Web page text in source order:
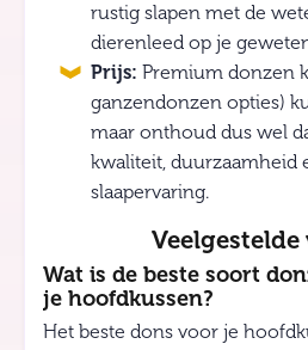
rustig slapen met de
dierenleed op je
Prijs: Premium donzen
ganzendonzen opties)
maar onthoud dus wel
kwaliteit, duurzaamheid
slaapervaring.
Veelgestelde
Wat is de beste soort
je hoofdkussen?
Het beste dons voor je